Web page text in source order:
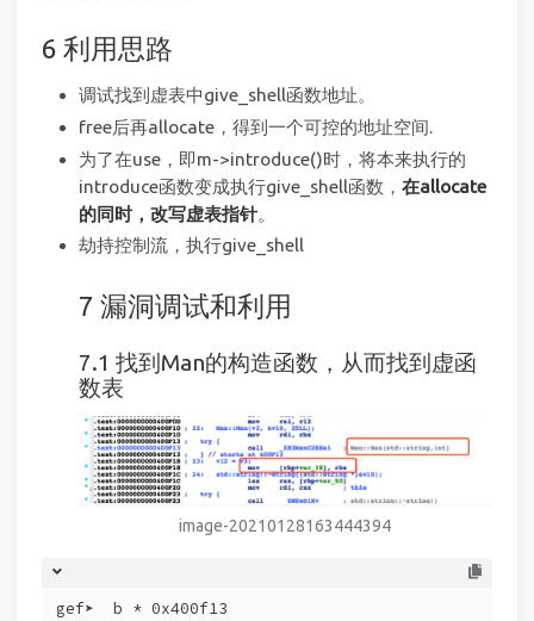
利用思路
调试找到虚表中give_shell函数地址。
free后再allocate，得到一个可控的地址空间.
为了在use，即m->introduce()时，将本来执行的
introduce函数变成执行give_shell函数， 在allocate
的同时，改写虚表指针。
劫持控制流，执行give_shell
漏洞调试和利用
找到Man的构造函数，从而找到虚函
数表
image-20210128163444394
gef➤  b * 0x400f13